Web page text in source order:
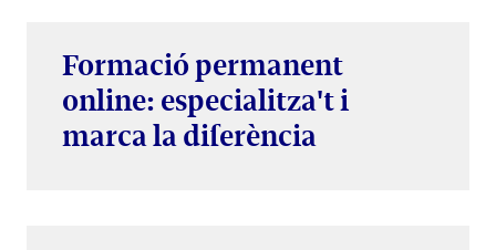
Formació permanent
online: especialitza't i
marca la diferència